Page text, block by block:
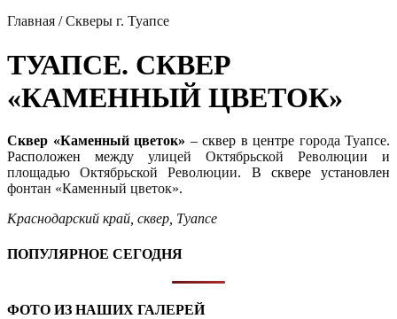
Главная /Скверы г. Туапсе
ТУАПСЕ. СКВЕР
«КАМЕННЫЙ ЦВЕТОК»
Сквер «Каменный цветок» – сквер в центре города Туапсе.
Расположен между улицей Октябрьской Революции и
площадью Октябрьской Революции. В сквере установлен
фонтан «Каменный цветок».
Краснодарский край сквер Туапсе
ПОПУЛЯРНОЕ СЕГОДНЯ
ФОТО ИЗ НАШИХ ГАЛЕРЕЙ